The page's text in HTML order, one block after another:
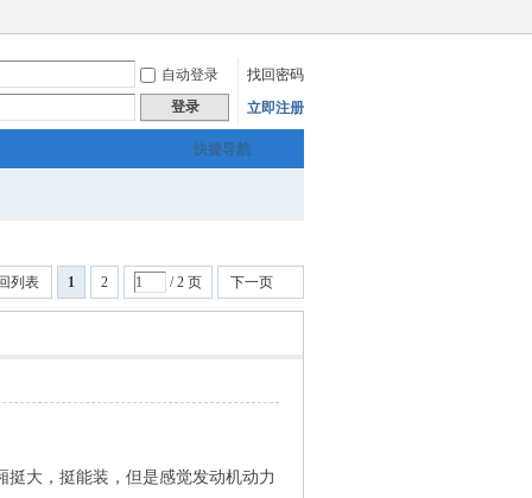
自动登录
找回密码
登录 立即注册
快捷导航
1 2 / 2 页 下一页
列表
挺大，挺能装，但是感觉发动机动力